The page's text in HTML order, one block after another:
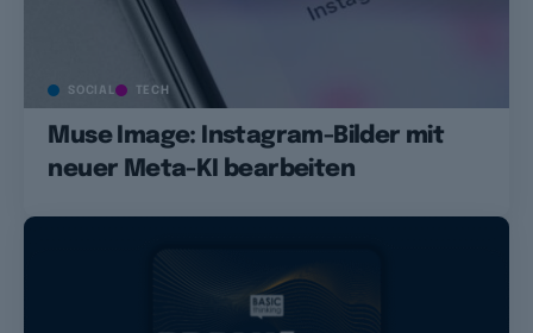
SOCIAL TECH
Muse Image: Instagram-Bilder mit
neuer Meta-KI bearbeiten